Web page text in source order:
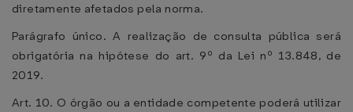
diretamente afetados pela norma.
Parágrafo único. A realização de consulta pública será
obrigatória na hipótese do art. 9º da Lei nº 13.848, de
2019.
Art. 10. O órgão ou a entidade competente poderá utilizar